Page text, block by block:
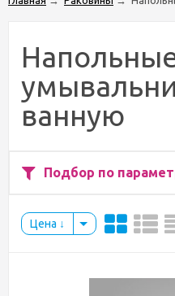
ванную
Подбор по
Цена